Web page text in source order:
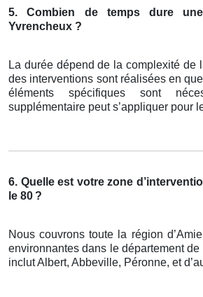
5. Combien de temps dure
Yvrencheux ?
La durée dépend de la complexité de
des interventions sont réalisées en
éléments spécifiques sont
supplémentaire peut s’appliquer pour
6. Quelle est votre zone
le 80 ?
Nous couvrons toute la région
environnantes dans le département
inclut Albert, Abbeville, Péronne, et